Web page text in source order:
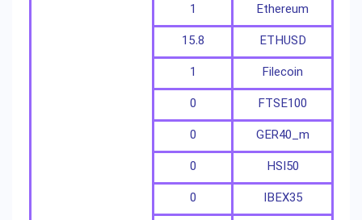
Ethereum
1
ETHUSD
15.8
Filecoin
1
FTSE100
0
GER40_m
0
HSI50
0
IBEX35
0